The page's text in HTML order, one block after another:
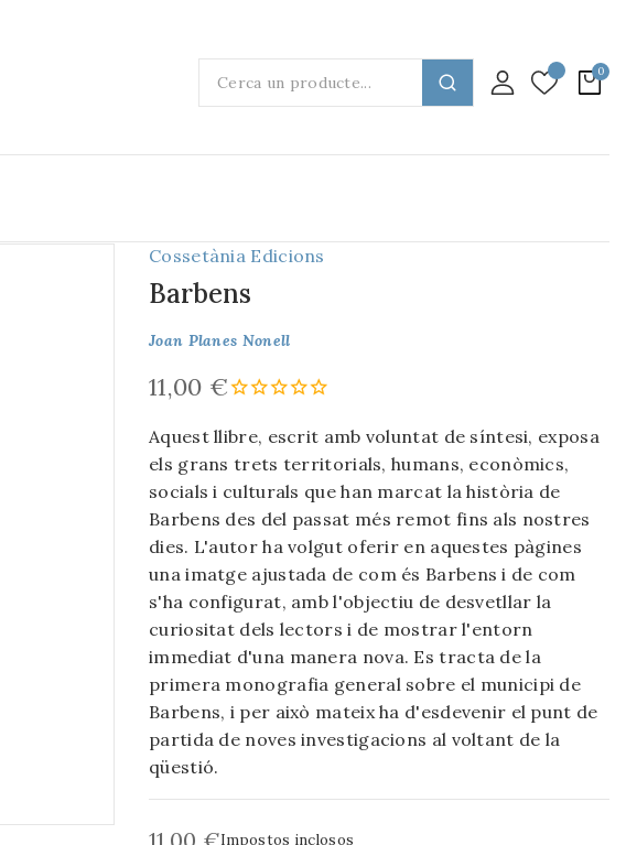
Cossetània Edicions
Barbens
Joan Planes Nonell
11,00 €
Aquest llibre, escrit amb voluntat de síntesi, exposa
els grans trets territorials, humans, econòmics,
socials i culturals que han marcat la història de
Barbens des del passat més remot fins als nostres
dies. L'autor ha volgut oferir en aquestes pàgines
una imatge ajustada de com és Barbens i de com
s'ha configurat, amb l'objectiu de desvetllar la
curiositat dels lectors i de mostrar l'entorn
immediat d'una manera nova. Es tracta de la
primera monografia general sobre el municipi de
Barbens, i per això mateix ha d'esdevenir el punt de
partida de noves investigacions al voltant de la
qüestió.
11,00 €Impostos inclosos